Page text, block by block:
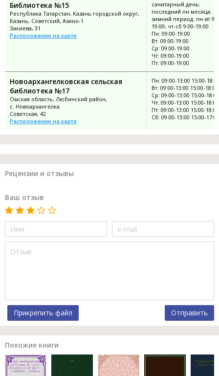
Библиотека №15
Республика Татарстан, Казань городской округ,
Казань, Советский, Азино-1
Закиева, 31
Расположение на карте
санитарный день:
последний пн месяца;
зимний период: пн-вт
19:00; чт-сб 9:00-19:00
Пн: 09:00-19:00
Вт: 09:00-19:00
Ср: 09:00-19:00
Чт: 09:00-19:00
Пт: 09:00-19:00
Новоархангелковская сельская
библиотека №17
Омская область, Любинский район,
с. Новоархангелка
Советская, 42
Расположение на карте
Пн: 09:00-13:00 15:00-
Вт: 09:00-13:00 15:00-18:00
Ср: 09:00-13:00 15:00-18:00
Чт: 09:00-13:00 15:00-18:00
Пт: 09:00-13:00 15:00-18:00
Сб: 09:00-13:00 15:00-17:00
Рецензии и отзывы
Ваш отзыв
Прикрепить файл Отправить
Похожие книги